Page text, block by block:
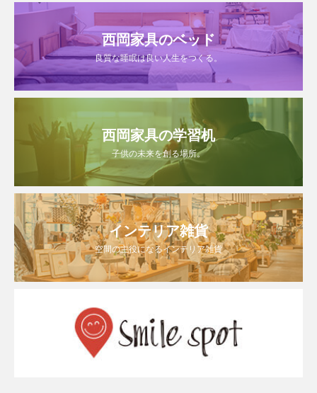
西岡家具のベッド
良質な睡眠は良い人生をつくる。
西岡家具の学習机
子供の未来を創る場所。
インテリア雑貨
空間の主役になるインテリア雑貨